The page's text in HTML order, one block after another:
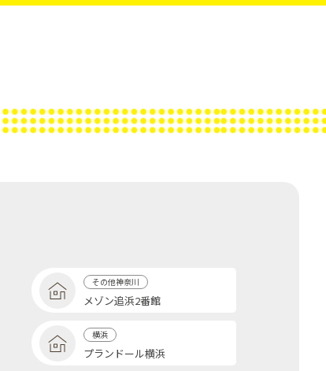
その他神奈川
メゾン追浜2番館
横浜
プランドール横浜